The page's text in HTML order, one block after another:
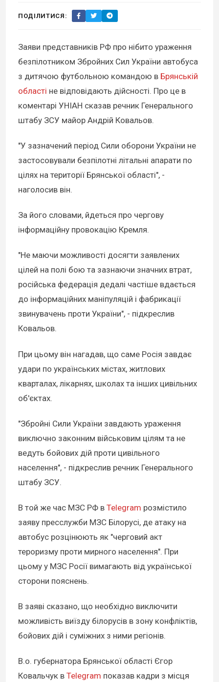
ПОДІЛИТИСЯ:
Заяви представників РФ про нібито ураження
безпілотником Збройних Сил України автобуса
з дитячою футбольною командою в Брянській
області не відповідають дійсності. Про це в
коментарі УНІАН сказав речник Генерального
штабу ЗСУ майор Андрій Ковальов.
"У зазначений період Сили оборони України не
застосовували безпілотні літальні апарати по
цілях на території Брянської області", -
наголосив він.
За його словами, йдеться про чергову
інформаційну провокацію Кремля.
"Не маючи можливості досягти заявлених
цілей на полі бою та зазнаючи значних втрат,
російська федерація дедалі частіше вдається
до інформаційних маніпуляцій і фабрикації
звинувачень проти України", - підкреслив
Ковальов.
При цьому він нагадав, що саме Росія завдає
удари по українських містах, житлових
кварталах, лікарнях, школах та інших цивільних
об'єктах.
"Збройні Сили України завдають ураження
виключно законним військовим цілям та не
ведуть бойових дій проти цивільного
населення", - підкреслив речник Генерального
штабу ЗСУ.
В той же час МЗС РФ в Telegram розмістило
заяву пресслужби МЗС Білорусі, де атаку на
автобус розцінюють як "черговий акт
тероризму проти мирного населення". При
цьому у МЗС Росії вимагають від української
сторони пояснень.
В заяві сказано, що необхідно виключити
можливість виїзду білорусів в зону конфліктів,
бойових дій і суміжних з ними регіонів.
В.о. губернатора Брянської області Єгор
Ковальчук в Telegram показав кадри з місця